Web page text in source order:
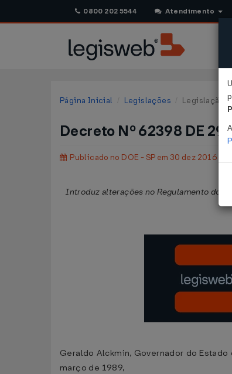
0800 202 5544 Atendimento
Página Inicial Legislações Legislação
Decreto Nº 62398 DE
Publicado no DOE - SP em 30 dez 2016
Introduz alterações no Regulamento do
Geraldo Alckmin, Governador do
março de 1989,